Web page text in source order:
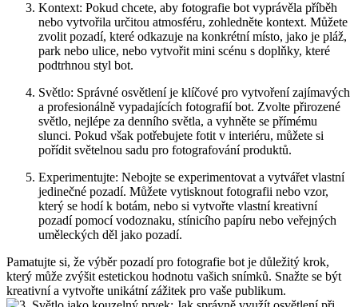
Kontext: Pokud chcete, aby fotografie bot vyprávěla příběh
nebo vytvořila určitou atmosféru, zohledněte kontext.⁣ Můžete
zvolit pozadí,‍ které odkazuje na konkrétní místo,⁢ jako je​ pláž,
park nebo ulice, nebo vytvořit​ mini ⁣scénu ⁢s doplňky, které
podtrhnou styl bot.
Světlo: Správné osvětlení je klíčové pro vytvoření zajímavých
⁢a profesionálně vypadajících fotografií bot. Zvolte přirozené
světlo, ⁤nejlépe za denního světla,⁢ a‍ vyhněte‌ se přímému
‌slunci. ​Pokud⁤ však‌ potřebujete fotit v⁢ interiéru, můžete ⁢si⁤
pořídit světelnou sadu pro fotografování produktů.
Experimentujte: Nebojte⁢ se experimentovat a⁣ vytvářet vlastní
jedinečné pozadí. Můžete vytisknout⁣ fotografii nebo vzor,
‍který se⁣ hodí k ⁣botám,‌ nebo si vytvořte vlastní kreativní
‍pozadí pomocí‍ vodoznaku, ​stínicího papíru nebo veřejných
uměleckých děl ⁣jako pozadí.
Pamatujte si, že výběr ⁢pozadí pro fotografie⁢ bot je ‍důležitý krok,
který může zvýšit estetickou hodnotu vašich snímků. Snažte se být
kreativní a vytvořte unikátní zážitek pro vaše publikum.